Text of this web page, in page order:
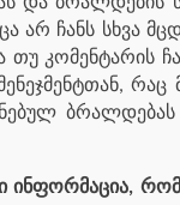
არ ჩანს სხვა
თუ კომენტარის
რაც
ბრალდებას
ინფორმაცია,